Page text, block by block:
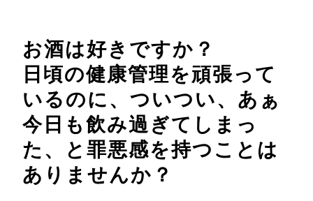
お酒は好きですか？
日頃の健康管理を頑張って
いるのに、ついつい、あぁ
今日も飲み過ぎてしまっ
た、と罪悪感を持つことは
ありませんか？